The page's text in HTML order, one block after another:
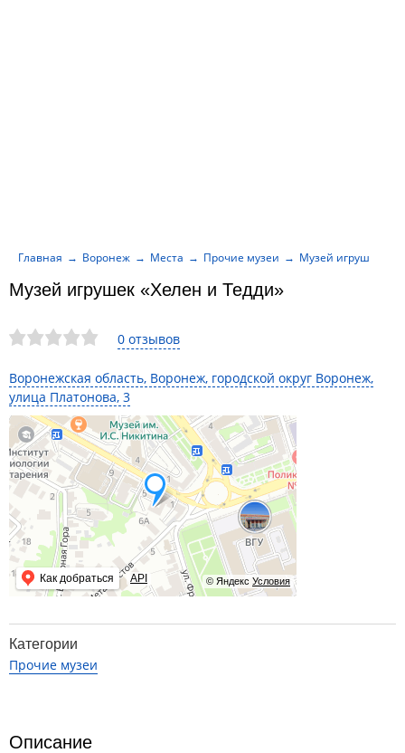
0 отзывов
Воронежская область, Воронеж, городской округ Воронеж,
улица Платонова, 3
© Яндекс Условия
Как добраться API
Музей игрушек «Хелен и Тедди»
Главная Воронеж Места Прочие музеи Музей игрушек
Категории
Прочие музеи
Описание